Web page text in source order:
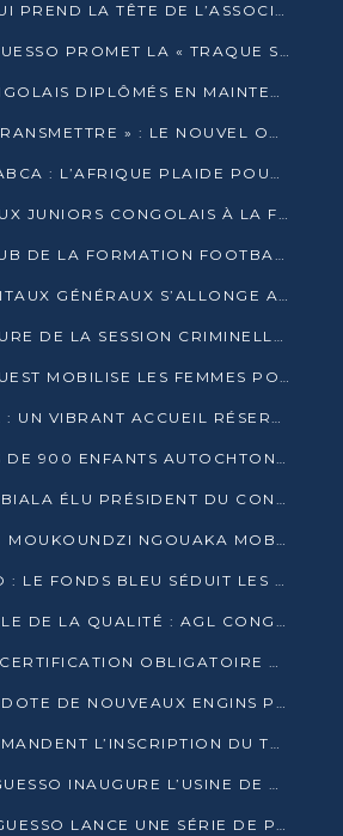
YVON SANA BANGUI PREND LA TÊTE DE L’ASSOCIATION DES BANQUES CENTRALES AFRICAINES
DENIS SASSOU-NGUESSO PROMET LA « TRAQUE SANS RELÂCHE » DU GRAND BANDITISME
13 MILITAIRES CONGOLAIS DIPLÔMÉS EN MAINTENANCE INDUSTRIELLE APRÈS TROIS ANS DE FORMATION À L’UNIVERSITÉ MARIEN-NGOUABI
« BÂTIR, SERVIR, TRANSMETTRE » : LE NOUVEL OUVRAGE QUI INTERPELLE LES COLLECTIVITÉS
SYMPOSIUM DE L’ABCA : L’AFRIQUE PLAIDE POUR UN FINANCEMENT CLIMATIQUE ÉQUITABLE
TAEKWONDO : DEUX JUNIORS CONGOLAIS À LA FINALE D’OPEN SYRIES 2025 À ABIDJAN
KINTELÉ, FUTUR HUB DE LA FORMATION FOOTBALLISTIQUE AFRICAINE ?
LA LISTE DES HÔPITAUX GÉNÉRAUX S’ALLONGE AU CONGO
JUSTICE : OUVERTURE DE LA SESSION CRIMINELLE À BRAZZAVILLE AVEC 52 DOSSIERS AU RÔLE
L’OFC CUVETTE-OUEST MOBILISE LES FEMMES POUR ACCUEILLIR LE PRÉSIDENT DE LA RÉPUBLIQUE
VISITE DE TRAVAIL : UN VIBRANT ACCUEIL RÉSERVÉ À DENIS SASSOU-N’GUESSO PAR L’ASSOCIATION « LES AMIS DE WOMO »
LÉKOUMOU : PLUS DE 900 ENFANTS AUTOCHTONES REÇOIVENT DES KITS SCOLAIRES GRÂCE À L’ESPACE OPOKO
PASCAL TSATY-MABIALA ÉLU PRÉSIDENT DU CONSEIL NATIONAL DE L’UPADS
LA SECTION 1-PCT MOUKOUNDZI NGOUAKA MOBILISE 100 000 FCFA POUR LE 6ᵉ CONGRÈS DU PARTI
BASSIN DU CONGO : LE FONDS BLEU SÉDUIT LES BAILLEURS À BELÉM
JOURNÉE MONDIALE DE LA QUALITÉ : AGL CONGO FORME ET SENSIBILISE LES JEUNES TALENTS
L’ACPE LANCE LA CERTIFICATION OBLIGATOIRE DES CONTRATS DE TRAVAIL DES TRANSPORTEURS
POINTE-NOIRE SE DOTE DE NOUVEAUX ENGINS POUR L’ASSAINISSEMENT ET L’ENTRETIEN ROUTIER
DES MÉDECINS DEMANDENT L’INSCRIPTION DU TRAITEMENT DU PIED-BOT DANS LES CURSUS UNIVERSITAIRES
DÉNIS SASSOU N’GUESSO INAUGURE L’USINE DE VALORISATION DU GAZ ASSOCIÉ
DENIS SASSOU-N’GUESSO LANCE UNE SÉRIE DE PROJETS DANS LE KOUILOU